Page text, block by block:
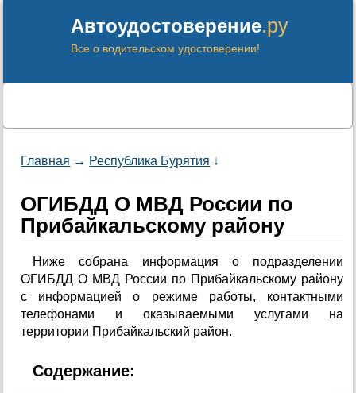
Автоудостоверение.ру
Все о водительском удостоверении!
Главная → Республика Бурятия ↓
ОГИБДД О МВД России по
Прибайкальскому району
Ниже собрана информация о подразделении
ОГИБДД О МВД России по Прибайкальскому району
с информацией о режиме работы, контактными
телефонами и оказываемыми услугами на
территории Прибайкальский район.
Содержание: